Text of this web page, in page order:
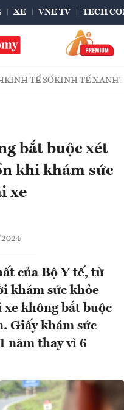
XE VNE TV TECH
KINH TẾ SỐKINH TẾ XANH
bắt buộc xét
khi khám sức
xe
2024
của Bộ Y tế, từ
khám sức khỏe
không bắt buộc
Giấy khám sức
năm thay vì 6